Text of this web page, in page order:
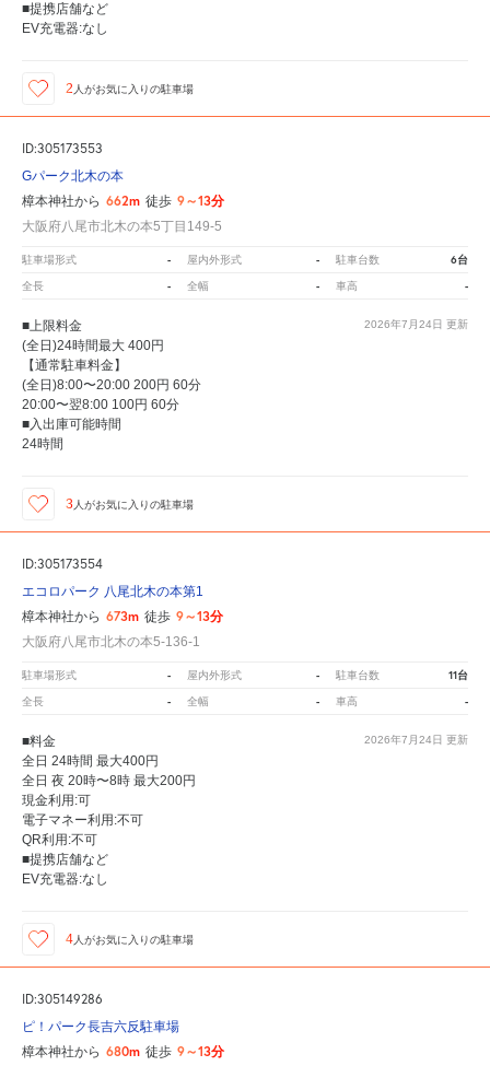
■提携店舗など
EV充電器:なし
2 人がお気に入りの駐車場
ID:305173553
Gパーク北木の本
樟本神社から 662m 徒歩 9～13分
大阪府八尾市北木の本5丁目149-5
駐車場形式 - 屋内外形式 - 駐車台数 6台
全長 - 全幅 - 車高 -
2026年7月24日 更新
■上限料金
(全日)24時間最大 400円
【通常駐車料金】
(全日)8:00〜20:00 200円 60分
20:00〜翌8:00 100円 60分
■入出庫可能時間
24時間
3人がお気に入りの駐車場
ID:305173554
エコロパーク 八尾北木の本第1
樟本神社から 673m 徒歩 9～13分
大阪府八尾市北木の本5-136-1
駐車場形式 - 屋内外形式 - 駐車台数 11台
全長 - 全幅 - 車高 -
2026年7月24日 更新
■料金
全日 24時間 最大400円
全日 夜 20時〜8時 最大200円
現金利用:可
電子マネー利用:不可
QR利用:不可
■提携店舗など
EV充電器:なし
4人がお気に入りの駐車場
ID:305149286
ピ！パーク長吉六反駐車場
樟本神社から 680m 徒歩 9～13分